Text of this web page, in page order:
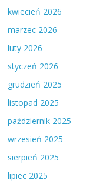
kwiecień 2026
marzec 2026
luty 2026
styczeń 2026
grudzień 2025
listopad 2025
październik 2025
wrzesień 2025
sierpień 2025
lipiec 2025